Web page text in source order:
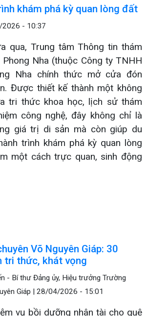
khám phá kỳ quan lòng đất
- 10:37
qua, Trung tâm Thông tin thám
Nha (thuộc Công ty TNHH
Nha chính thức mở cửa đón
Được thiết kế thành một không
tri thức khoa học, lịch sử thám
công nghệ, đây không chỉ là
giá trị di sản mà còn giúp du
trình khám phá kỳ quan lòng
một cách trực quan, sinh động
Võ Nguyên Giáp: 30
tri thức, khát vọng
- Bí thư Đảng ủy, Hiệu trưởng Trường
Giáp | 28/04/2026 - 15:01
vụ bồi dưỡng nhân tài cho quê